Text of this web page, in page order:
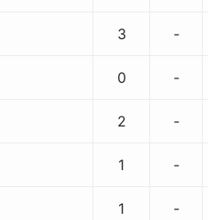
3 -
0 -
2 -
1 -
1 -